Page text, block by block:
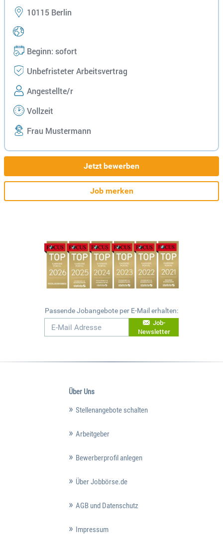
10115 Berlin
Beginn: sofort
Unbefristeter Arbeitsvertrag
Angestellte/r
Vollzeit
Frau Mustermann
Jetzt bewerben
Job merken
Passende Jobangebote per E-Mail erhalten:
Job-
Newsletter
Über Uns
Stellenangebote schalten
Arbeitgeber
Bewerberprofil anlegen
Über Jobbörse.de
AGB und Datenschutz
Impressum